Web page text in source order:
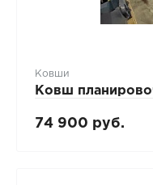
Ковши
Ковш
74 900 руб.